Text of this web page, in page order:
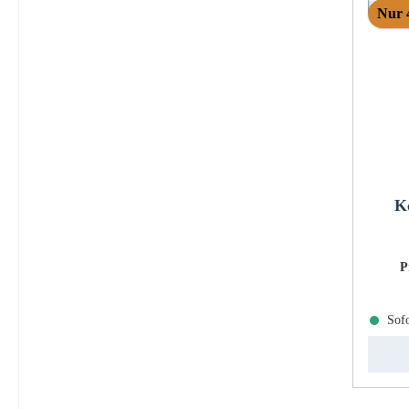
Nur